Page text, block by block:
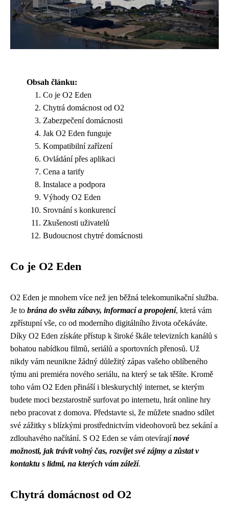
Obsah článku:
Co je O2 Eden
Chytrá domácnost od O2
Zabezpečení domácnosti
Jak O2 Eden funguje
Kompatibilní zařízení
Ovládání přes aplikaci
Cena a tarify
Instalace a podpora
Výhody O2 Eden
Srovnání s konkurencí
Zkušenosti uživatelů
Budoucnost chytré domácnosti
Co je O2 Eden
O2 Eden je mnohem více než jen běžná telekomunikační služba.
Je to brána do světa zábavy, informací a propojení, která vám
zpřístupní vše, co od moderního digitálního života očekáváte.
Díky O2 Eden získáte přístup k široké škále televizních kanálů s
bohatou nabídkou filmů, seriálů a sportovních přenosů. Už
nikdy vám neunikne žádný důležitý zápas vašeho oblíbeného
týmu ani premiéra nového seriálu, na který se tak těšíte. Kromě
toho vám O2 Eden přináší i bleskurychlý internet, se kterým
budete moci bezstarostně surfovat po internetu, hrát online hry
nebo pracovat z domova. Představte si, že můžete snadno sdílet
své zážitky s blízkými prostřednictvím videohovorů bez sekání a
zdlouhavého načítání. S O2 Eden se vám otevírajínové
možnosti, jak trávit volný čas, rozvíjet své zájmy a zůstat v
kontaktu s lidmi, na kterých vám záleží.
Chytrá domácnost od O2